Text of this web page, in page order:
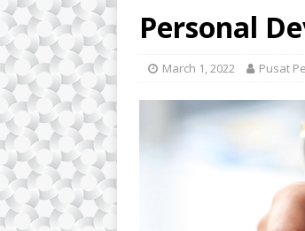
Personal
March 1, 2022 Pusat